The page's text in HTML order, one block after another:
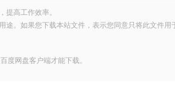
提高工作效率。
途。如果您下载本站文件，表示您同意只将此文件用
度网盘客户端才能下载。